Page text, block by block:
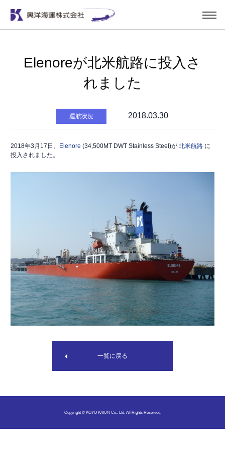
Elenoreが北米航路に投入さ
れました
運航状況 2018.03.30
2018年3月17日、 Elenore (34,500MT DWT Stainless Steel)が北米航路 に
投入されました。
一覧に戻る
Copyright © KOYO KAIUN Co., Ltd. All Rights Reserved.